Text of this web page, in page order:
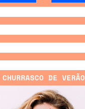
CHURRASCO DE VERÃO